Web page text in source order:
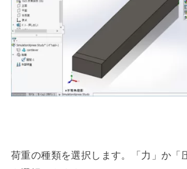
荷重の種類を選択します。「力」か「